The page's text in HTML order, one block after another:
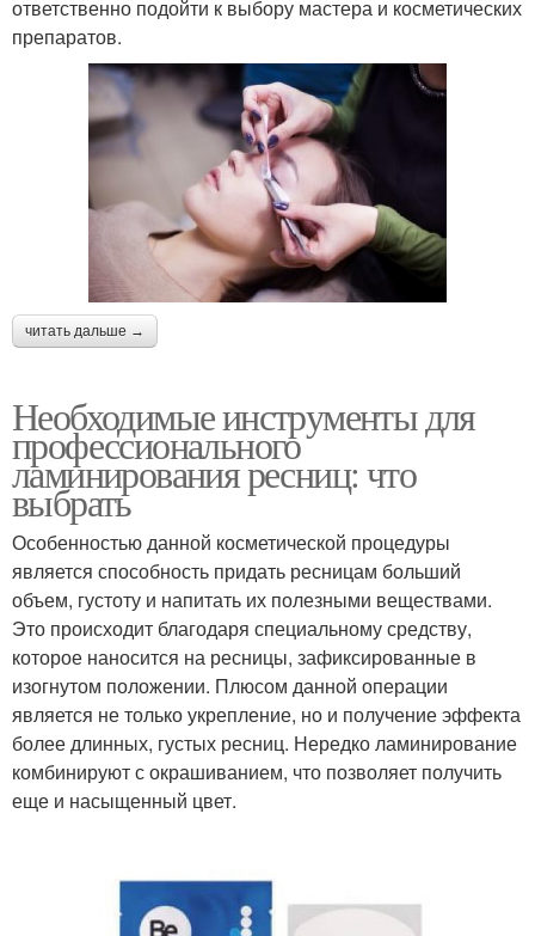
ответственно подойти к выбору мастера и косметических
препаратов.
читать дальше →
Необходимые инструменты для
профессионального
ламинирования ресниц: что
выбрать
Особенностью данной косметической процедуры
является способность придать ресницам больший
объем, густоту и напитать их полезными веществами.
Это происходит благодаря специальному средству,
которое наносится на ресницы, зафиксированные в
изогнутом положении. Плюсом данной операции
является не только укрепление, но и получение эффекта
более длинных, густых ресниц. Нередко ламинирование
комбинируют с окрашиванием, что позволяет получить
еще и насыщенный цвет.